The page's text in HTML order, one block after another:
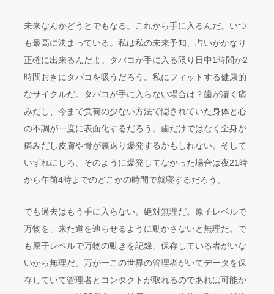
未来なんかどうとでもなる。これから手に入るんだ。いつ
も最高に決まっている。私は私の未来予知、占いがかなり
正確に出来るんだよ。タバコが手に入る限り日中1時間か2
時間おきにタバコを吸うだろう。私にフィットする健康的
なサイクルだ。タバコが手に入らない場合は？歯が凄く痛
みだし、今まで負荷の少ない方法で隠されていた身体と心
の不調が一度に表面化するだろう。歯だけではなく全身が
痛みだし皮膚や骨が裏返り爆発するかもしれない。そして
いずれにしろ、そのように爆発してなかった場合は夜21時
から午前4時までのどこかの時間で就寝するだろう。
でも過去はもう手に入らない。絶対無理だ。原子レベルで
万物を、来た道を辿らせるように動かさないと無理だ。で
も原子レベルで万物の動きを記録、保存している者がいな
いから無理だ。万が一この世界の管理者がいてデータを保
存していて管理者とコンタクトが取れるのであれば可能か